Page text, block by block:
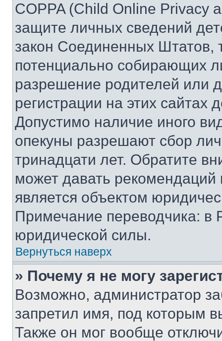
COPPA (Child Online Privacy
защите личных сведений
закон Соединенных Штатов,
потенциально собирающих
разрешение родителей или
регистрации на этих сайтах
Допустимо наличие иного
опекуны разрешают сбор
тринадцати лет. Обратите
может давать
является объектом
Примечание переводчика: в
юридической силы.
Вернуться наверх
» Почему я не могу
Возможно, администратор
запретил имя, под которым
Также он мог вообще